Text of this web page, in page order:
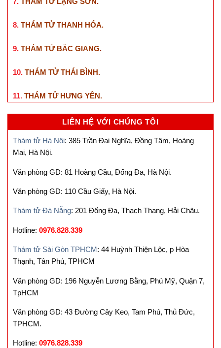
8. THÁM TỬ THANH HÓA.
9. THÁM TỬ BẮC GIANG.
10. THÁM TỬ THÁI BÌNH.
11. THÁM TỬ HƯNG YÊN.
LIÊN HỆ VỚI CHÚNG TÔI
Thám tử Hà Nội: 385 Trần Đại Nghĩa, Đồng Tâm, Hoàng
Mai, Hà Nội.
Văn phòng GD: 81 Hoàng Cầu, Đống Đa, Hà Nội.
Văn phòng GD: 110 Cầu Giấy, Hà Nội.
Thám tử Đà Nẵng: 201 Đống Đa, Thạch Thang, Hải Châu.
Hotline: 0976.828.339
Thám tử Sài Gòn TPHCM: 44 Huỳnh Thiện Lộc, p Hòa
Thạnh, Tân Phú, TPHCM
Văn phòng GD: 196 Nguyễn Lương Bằng, Phú Mỹ, Quận 7,
TpHCM
Văn phòng GD: 43 Đường Cây Keo, Tam Phú, Thủ Đức,
TPHCM.
Hotline: 0976.828.339